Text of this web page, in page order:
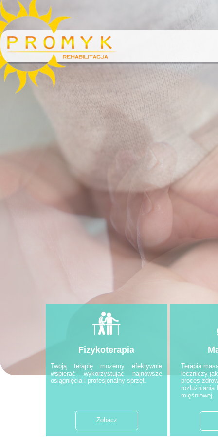
Terapia
leczniczy
proces
rozluźniania
mięśniowej.
Fizykoterapia
Twoją terapię możemy efektywnie
wspierać wykorzystując najnowsze
osiągnięcia i profesjonalny sprzęt.
Zobacz